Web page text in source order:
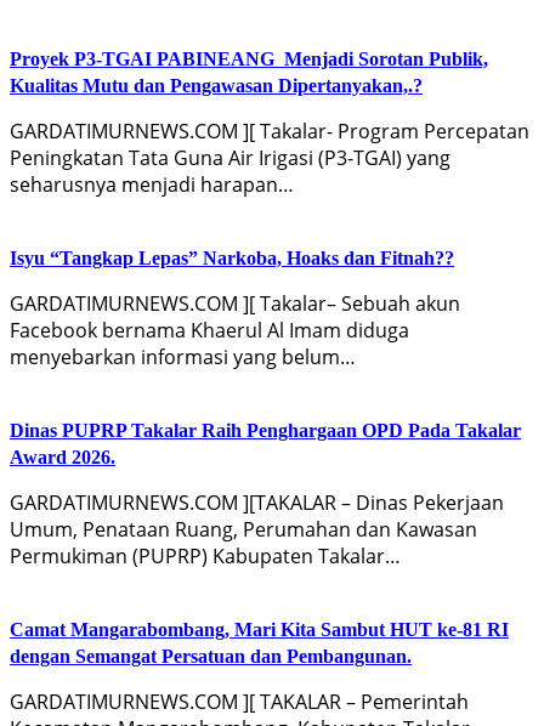
Proyek P3-TGAI PABINEANG Menjadi Sorotan Publik,
Kualitas Mutu dan Pengawasan Dipertanyakan,.?
GARDATIMURNEWS.COM ][ Takalar- Program Percepatan
Peningkatan Tata Guna Air Irigasi (P3-TGAI) yang
seharusnya menjadi harapan…
Isyu “Tangkap Lepas” Narkoba, Hoaks dan Fitnah??
GARDATIMURNEWS.COM ][ Takalar– Sebuah akun
Facebook bernama Khaerul Al Imam diduga
menyebarkan informasi yang belum…
Dinas PUPRP Takalar Raih Penghargaan OPD Pada Takalar
Award 2026.
GARDATIMURNEWS.COM ][TAKALAR – Dinas Pekerjaan
Umum, Penataan Ruang, Perumahan dan Kawasan
Permukiman (PUPRP) Kabupaten Takalar…
Camat Mangarabombang, Mari Kita Sambut HUT ke-81 RI
dengan Semangat Persatuan dan Pembangunan.‍
GARDATIMURNEWS.COM ][ TAKALAR – Pemerintah